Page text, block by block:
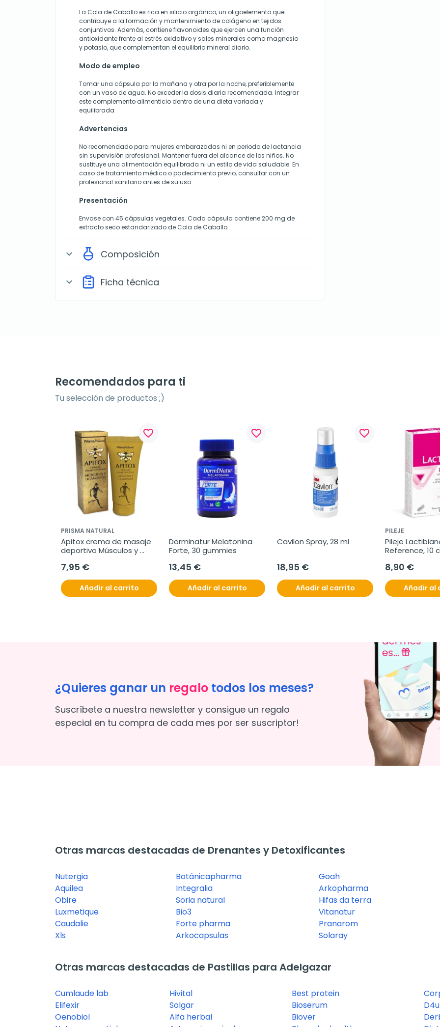
La Cola de Caballo es rica en silicio orgánico, un oligoelemento que
contribuye a la formación y mantenimiento de colágeno en tejidos
conjuntivos. Además, contiene flavonoides que ejercen una función
antioxidante frente al estrés oxidativo y sales minerales como magnesio
y potasio, que complementan el equilibrio mineral diario.
Modo de empleo
Tomar una cápsula por la mañana y otra por la noche, preferiblemente
con un vaso de agua. No exceder la dosis diaria recomendada. Integrar
este complemento alimenticio dentro de una dieta variada y
equilibrada.
Advertencias
No recomendado para mujeres embarazadas ni en periodo de lactancia
sin supervisión profesional. Mantener fuera del alcance de los niños. No
sustituye una alimentación equilibrada ni un estilo de vida saludable. En
caso de tratamiento médico o padecimiento previo, consultar con un
profesional sanitario antes de su uso.
Presentación
Envase con 45 cápsulas vegetales. Cada cápsula contiene 200 mg de
extracto seco estandarizado de Cola de Caballo.
expand_more Composición
expand_more Ficha técnica
Recomendados para ti
Tu selección de productos ;)
favorite_border
PRISMA NATURAL
Apitox crema de masaje
deportivo Músculos y
7,95 €
Añadir al carrito
favorite_border
Dorminatur Melatonina
Forte, 30 gummies
13,45 €
Añadir al carrito
favorite_border
Cavilon Spray, 28 ml
18,95 €
Añadir al carrito
PILEJE
Pileje
Reference, 10
8,90 €
Añadir al
¿Quieres ganar un regalo todos los meses?
Suscríbete a nuestra newsletter y consigue un regalo
especial en tu compra de cada mes por ser suscriptor!
Otras marcas destacadas de Drenantes y Detoxificantes
Nutergia
Aquilea
Obire
Luxmetique
Caudalie
Xls
Botánicapharma
Integralia
Soria natural
Bio3
Forte pharma
Arkocapsulas
Goah
Arkopharma
Hifas da terra
Vitanatur
Pranarom
Solaray
Otras marcas destacadas de Pastillas para Adelgazar
Cumlaude lab
Elifexir
Oenobiol
Hivital
Solgar
Alfa herbal
Best protein
Bioserum
Biover